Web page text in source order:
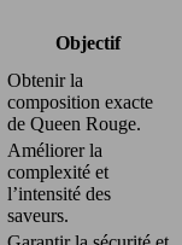
Objectif
Obtenir la
composition exacte
de Queen Rouge.
Améliorer la
complexité et
l’intensité des
saveurs.